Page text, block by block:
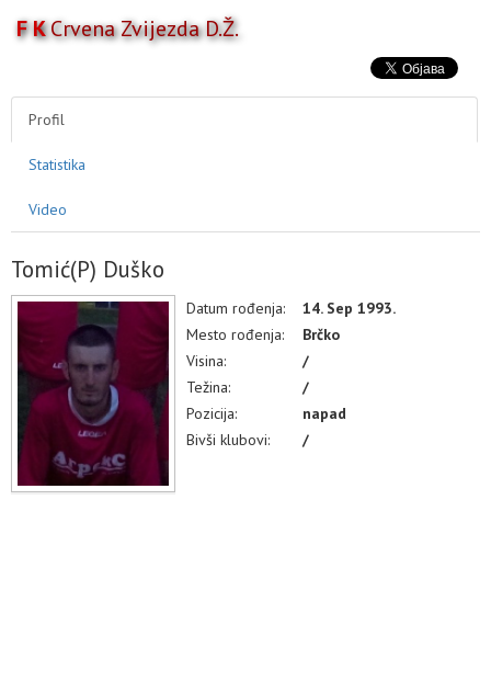
F KCrvena Zvijezda D.Ž.
KLUB
MULTIMEDIJA
Profil
Statistika
Video
Tomić(P) Duško
Datum rođenja:
14. Sep 1993.
Mesto rođenja:
Brčko
Visina:
/
Težina:
/
Pozicija:
napad
Bivši klubovi:
/